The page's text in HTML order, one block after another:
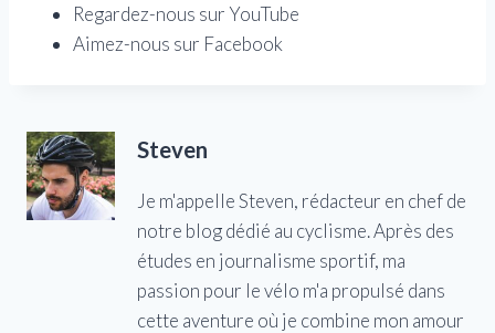
Regardez-nous sur YouTube
Aimez-nous sur Facebook
Steven
Je m'appelle Steven, rédacteur en chef de
notre blog dédié au cyclisme. Après des
études en journalisme sportif, ma
passion pour le vélo m'a propulsé dans
cette aventure où je combine mon amour